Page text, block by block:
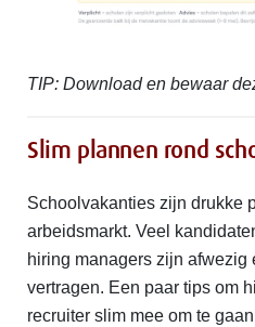
TIP: Download en bewaar
Slim plannen rond
Schoolvakanties zijn drukke
arbeidsmarkt. Veel
hiring managers zijn
vertragen. Een paar tips om
recruiter slim mee om te